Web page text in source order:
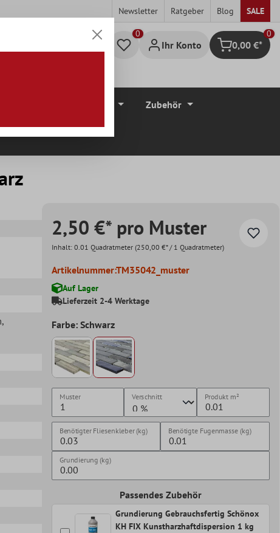
Newsletter Ratgeber Blog SALE
Ihr Konto Warenkorb
0
0,00 €*
Zubehör
,
2,50 €* pro Muster
Inhalt: 0.01 Quadratmeter (250,00 €* / 1 Quadratmeter)
Artikelnummer:TM35042_muster
Auf Lager
Lieferzeit 2-4 Werktage
Farbe: Schwarz
Muster Verschnitt Produkt m²
Benötigter Fliesenkleber (kg) Benötigte Fugenmasse (kg)
Grundierung (kg)
Passendes Zubehör
Grundierung Gebrauchsfertig Schönox
KH FIX Kunstharzhaftdispersion 1 kg